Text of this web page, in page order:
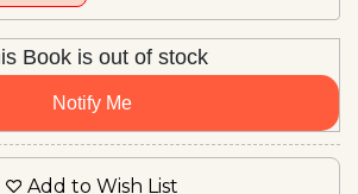
Book is out of stock
Notify Me
Add to Wish List